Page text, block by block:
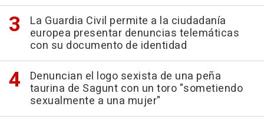
La Guardia Civil permite a la ciudadanía
europea presentar denuncias telemáticas
con su documento de identidad
Denuncian el logo sexista de una peña
taurina de Sagunt con un toro "sometiendo
sexualmente a una mujer"